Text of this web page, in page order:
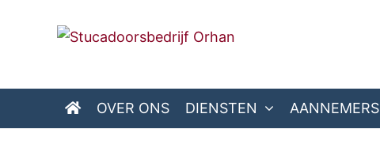
OVER ONS DIENSTEN AANNEMERS